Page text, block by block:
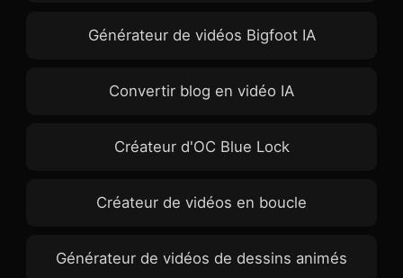
Générateur de vidéos Bigfoot IA
Convertir blog en vidéo IA
Créateur d'OC Blue Lock
Créateur de vidéos en boucle
Générateur de vidéos de dessins animés